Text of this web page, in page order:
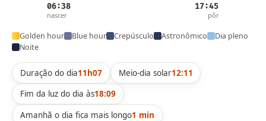
06:38
nascer
17:45
pôr
Golden hour Blue hour Crepúsculo Astronômico
Dia pleno
Noite
Duração do dia11h07 Meio-dia solar12:11
Fim da luz do dia às18:09
Amanhã o dia fica mais longo1 min